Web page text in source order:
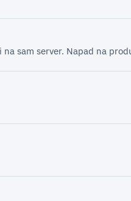
sam server. Napad na